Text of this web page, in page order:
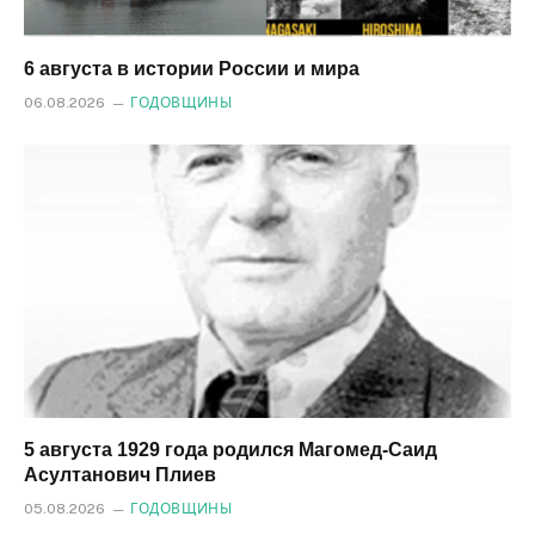
6 августа в истории России и мира
06.08.2026 ГОДОВЩИНЫ
5 августа 1929 года родился Магомед‑Саид
Асултанович Плиев
05.08.2026 ГОДОВЩИНЫ